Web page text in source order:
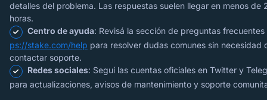
detalles del problema. Las respuestas suelen llegar en menos de
horas.
Centro de ayuda: Revisá la sección de preguntas
ps://stake.com/help para resolver dudas comunes sin necesidad
contactar soporte.
Redes sociales: Seguí las cuentas oficiales en Twitter y
para actualizaciones, avisos de mantenimiento y soporte